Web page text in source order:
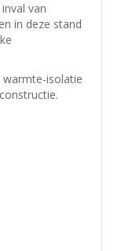
van
in deze stand
warmte-isolatie